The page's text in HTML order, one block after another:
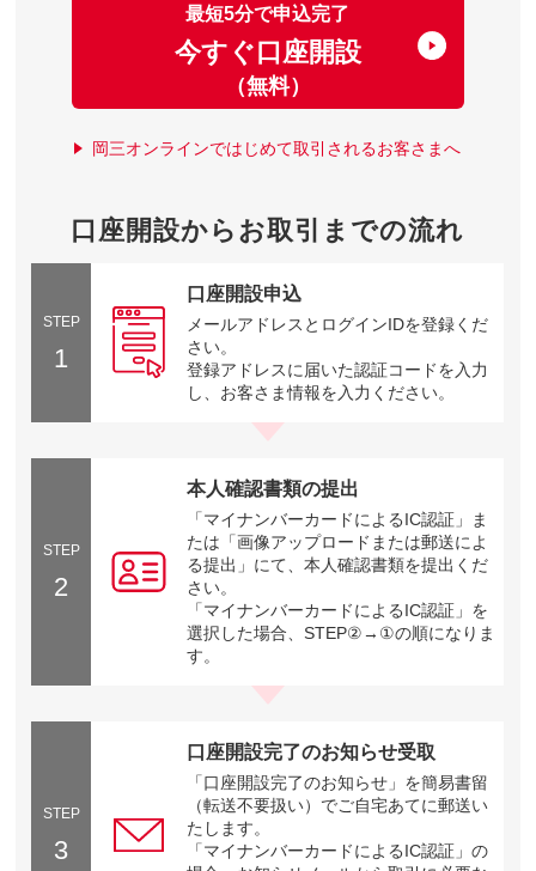
最短5分で申込完了
今すぐ口座開設
（無料）
岡三オンラインではじめて取引されるお客さまへ
口座開設からお取引までの流れ
STEP
1
口座開設申込
メールアドレスとログインIDを登録くだ
さい。
登録アドレスに届いた認証コードを入力
し、お客さま情報を入力ください。
STEP
2
本人確認書類の提出
「マイナンバーカードによるIC認証」ま
たは「画像アップロードまたは郵送によ
る提出」にて、本人確認書類を提出くだ
さい。
「マイナンバーカードによるIC認証」を
選択した場合、STEP②→①の順になりま
す。
STEP
3
口座開設完了のお知らせ受取
「口座開設完了のお知らせ」を簡易書留
（転送不要扱い）でご自宅あてに郵送い
たします。
「マイナンバーカードによるIC認証」の